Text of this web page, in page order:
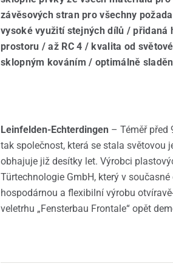
závěsových stran pro všechny
vysoké využití stejných dílů /
prostoru / až RC 4 / kvalita od
sklopným kováním / optimálně
Leinfelden-Echterdingen – Téměř před
tak společnost, která se stala světovou
obhajuje již desítky let. Výrobci
Türtechnologie GmbH, který v
hospodárnou a flexibilní výrobu
veletrhu „Fensterbau Frontale“ opět